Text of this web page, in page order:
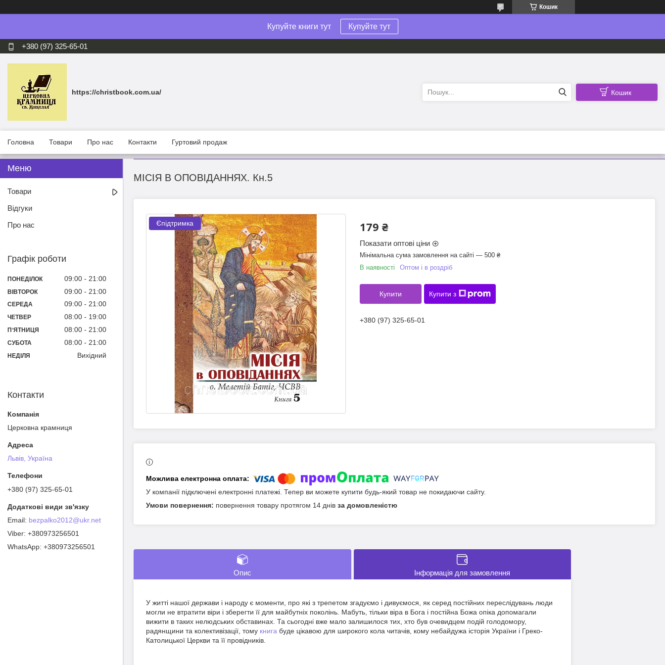
Кошик
Купуйте книги тут Купуйте тут
+380 (97) 325-65-01
https://christbook.com.ua/ Кошик
Головна Товари Про нас Контакти Гуртовий продаж
МІСІЯ В ОПОВІДАННЯХ. Кн.5
Єпідтримка 179 ₴
Показати оптові ціни
Мінімальна сума замовлення на сайті — 500 ₴
В наявності
Оптом і в роздріб
Купити Купити з
+380 (97) 325-65-01
У компанії підключені електронні платежі. Тепер ви можете купити будь-який товар не покидаючи сайту.
повернення товару протягом 14 днів за домовленістю
Опис Інформація для замовлення
У житті нашої держави і народу є моменти, про які з трепетом згадуємо і дивуємося, як серед постійних переслідувань люди
могли не втратити віри і зберегти її для майбутніх поколінь. Мабуть, тільки віра в Бога і постійна Божа опіка допомагали
вижити в таких нелюдських обставинах. Та сьогодні вже мало залишилося тих, хто був очевидцем подій голодомору,
радянщини та колективізації, тому книга буде цікавою для широкого кола читачів, кому небайдужа історія України і Греко-
Католицької Церкви та її провідників.
Товари
Відгуки
Про нас
Графік роботи
ПОНЕДІЛОК 09:00 21:00
ВІВТОРОК 09:00 21:00
СЕРЕДА 09:00 21:00
ЧЕТВЕР 08:00 19:00
ПʼЯТНИЦЯ 08:00 21:00
СУБОТА 08:00 21:00
НЕДІЛЯ Вихідний
Контакти
Церковна крамниця
Львів, Україна
+380 (97) 325-65-01
bezpalko2012@ukr.net
+380973256501
+380973256501